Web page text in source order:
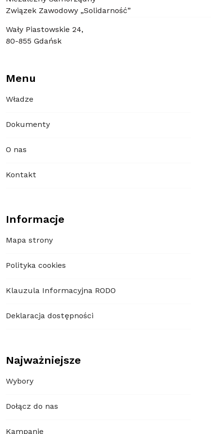
Związek Zawodowy „Solidarność”
Wały Piastowskie 24,
80-855 Gdańsk
Menu
Władze
Dokumenty
O nas
Kontakt
Informacje
Mapa strony
Polityka cookies
Klauzula Informacyjna RODO
Deklaracja dostępności
Najważniejsze
Wybory
Dołącz do nas
Kampanie